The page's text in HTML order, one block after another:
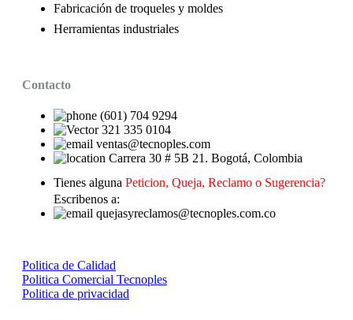
Fabricación de troqueles y moldes
Herramientas industriales
Contacto
(601) 704 9294
321 335 0104
ventas@tecnoples.com
Carrera 30 # 5B 21. Bogotá, Colombia
Tienes alguna Peticion, Queja, Reclamo o Sugerencia?
Escribenos a:
quejasyreclamos@tecnoples.com.co
Politica de Calidad
Politica Comercial Tecnoples
Politica de privacidad